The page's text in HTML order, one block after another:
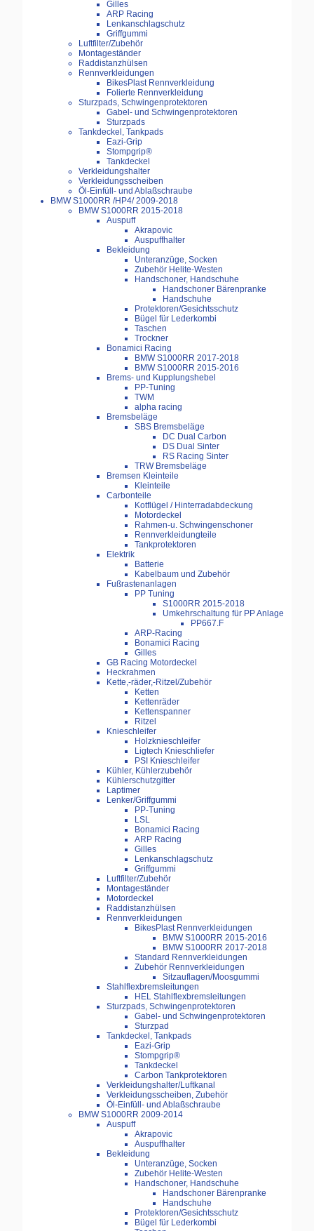
Gilles
ARP Racing
Lenkanschlagschutz
Griffgummi
Luftfilter/Zubehör
Montageständer
Raddistanzhülsen
Rennverkleidungen
BikesPlast Rennverkleidung
Folierte Rennverkleidung
Sturzpads, Schwingenprotektoren
Gabel- und Schwingenprotektoren
Sturzpads
Tankdeckel, Tankpads
Eazi-Grip
Stompgrip®
Tankdeckel
Verkleidungshalter
Verkleidungsscheiben
Öl-Einfüll- und Ablaßschraube
BMW S1000RR /HP4/ 2009-2018
BMW S1000RR 2015-2018
Auspuff
Akrapovic
Auspuffhalter
Bekleidung
Unteranzüge, Socken
Zubehör Helite-Westen
Handschoner, Handschuhe
Handschoner Bärenpranke
Handschuhe
Protektoren/Gesichtsschutz
Bügel für Lederkombi
Taschen
Trockner
Bonamici Racing
BMW S1000RR 2017-2018
BMW S1000RR 2015-2016
Brems- und Kupplungshebel
PP-Tuning
TWM
alpha racing
Bremsbeläge
SBS Bremsbeläge
DC Dual Carbon
DS Dual Sinter
RS Racing Sinter
TRW Bremsbeläge
Bremsen Kleinteile
Kleinteile
Carbonteile
Kotflügel / Hinterradabdeckung
Motordeckel
Rahmen-u. Schwingenschoner
Rennverkleidungteile
Tankprotektoren
Elektrik
Batterie
Kabelbaum und Zubehör
Fußrastenanlagen
PP Tuning
S1000RR 2015-2018
Umkehrschaltung für PP Anlage
PP667.F
ARP-Racing
Bonamici Racing
Gilles
GB Racing Motordeckel
Heckrahmen
Kette,-räder,-Ritzel/Zubehör
Ketten
Kettenräder
Kettenspanner
Ritzel
Knieschleifer
Holzknieschleifer
Ligtech Knieschliefer
PSI Knieschleifer
Kühler, Kühlerzubehör
Kühlerschutzgitter
Laptimer
Lenker/Griffgummi
PP-Tuning
LSL
Bonamici Racing
ARP Racing
Gilles
Lenkanschlagschutz
Griffgummi
Luftfilter/Zubehör
Montageständer
Motordeckel
Raddistanzhülsen
Rennverkleidungen
BikesPlast Rennverkleidungen
BMW S1000RR 2015-2016
BMW S1000RR 2017-2018
Standard Rennverkleidungen
Zubehör Rennverkleidungen
Sitzauflagen/Moosgummi
Stahlflexbremsleitungen
HEL Stahlflexbremsleitungen
Sturzpads, Schwingenprotektoren
Gabel- und Schwingenprotektoren
Sturzpad
Tankdeckel, Tankpads
Eazi-Grip
Stompgrip®
Tankdeckel
Carbon Tankprotektoren
Verkleidungshalter/Luftkanal
Verkleidungsscheiben, Zubehör
Öl-Einfüll- und Ablaßschraube
BMW S1000RR 2009-2014
Auspuff
Akrapovic
Auspuffhalter
Bekleidung
Unteranzüge, Socken
Zubehör Helite-Westen
Handschoner, Handschuhe
Handschoner Bärenpranke
Handschuhe
Protektoren/Gesichtsschutz
Bügel für Lederkombi